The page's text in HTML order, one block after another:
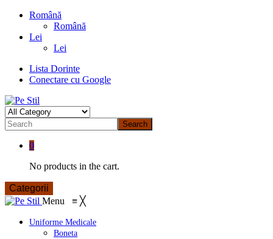
Română
Română
Lei
Lei
Lista Dorinte
Conectare cu Google
Search
0
No products in the cart.
Categorii
Menu ≡ ╳
Uniforme Medicale
Boneta